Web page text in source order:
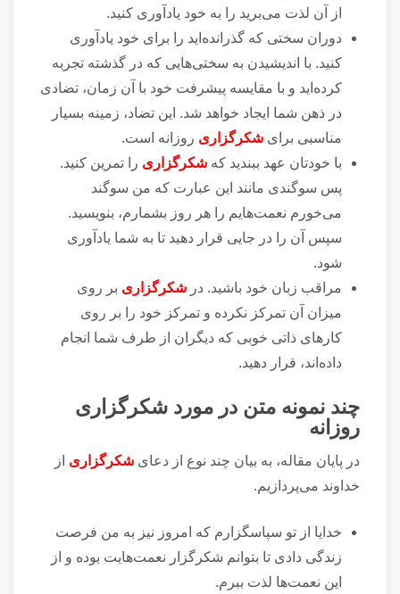
از آن لذت می‌برید را به خود یادآوری کنید.
دوران سختی که گذرانده‌اید را برای خود یادآوری
کنید. با اندیشیدن به سختی‌هایی که در گذشته تجربه
کرده‌اید و با مقایسه پیشرفت خود با آن زمان، تضادی
در ذهن شما ایجاد خواهد شد. این تضاد، زمینه بسیار
مناسبی برای شکرگزاری روزانه است.
با خودتان عهد ببندید که شکرگزاری را تمرین کنید.
پس سوگندی مانند این عبارت که من سوگند
می‌خورم نعمت‌هایم را هر روز بشمارم، بنویسید.
سپس آن را در جایی قرار دهید تا به شما یادآوری
شود.
مراقب زبان خود باشید. در شکرگزاری بر روی
میزان آن تمرکز نکرده و تمرکز خود را بر روی
کار‌های ذاتی خوبی که دیگران از طرف شما انجام
داده‌اند، قرار دهید.
چند نمونه متن در مورد شکرگزاری
روزانه
در پایان مقاله، به بیان چند نوع از دعای شکرگزاری از
خداوند می‌پردازیم.
خدایا از تو سپاسگزارم که امروز نیز به من فرصت
زندگی دادی تا بتوانم شکرگزار نعمت‌هایت بوده و از
این نعمت‌ها لذت ببرم.